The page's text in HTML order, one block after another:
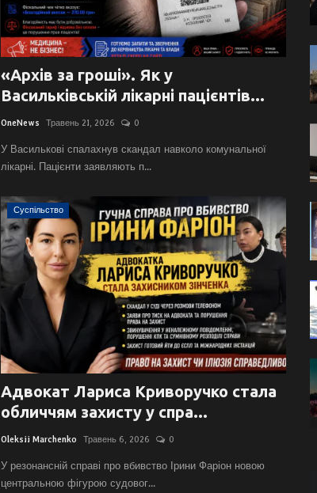
«Архів за гроші». Як у
Васильківській лікарні пацієнтів...
OneNews Травень 21, 2026 0
У Василькові спалахнув скандал навколо комунальної
лікарні. Пацієнти заявляють п...
Суспільство
Адвокат Лариса Криворучко стала
обличчям захисту у спра...
Oleksii Marchenko Травень 6, 2026 0
У резонансній справі про вбивство Ірини Фаріон новою
центральною фігурою судовог...